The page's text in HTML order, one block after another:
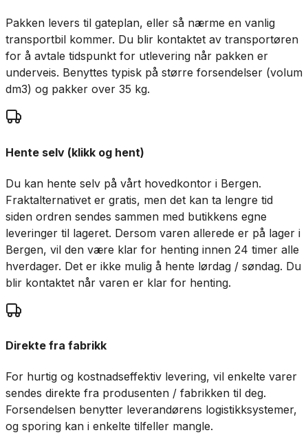
Pakken levers til gateplan, eller så nærme en vanlig
transportbil kommer. Du blir kontaktet av transportøren
for å avtale tidspunkt for utlevering når pakken er
underveis. Benyttes typisk på større forsendelser (volum
dm3) og pakker over 35 kg.
Hente selv (klikk og hent)
Du kan hente selv på vårt hovedkontor i Bergen.
Fraktalternativet er gratis, men det kan ta lengre tid
siden ordren sendes sammen med butikkens egne
leveringer til lageret. Dersom varen allerede er på lager i
Bergen, vil den være klar for henting innen 24 timer alle
hverdager. Det er ikke mulig å hente lørdag / søndag. Du
blir kontaktet når varen er klar for henting.
Direkte fra fabrikk
For hurtig og kostnadseffektiv levering, vil enkelte varer
sendes direkte fra produsenten / fabrikken til deg.
Forsendelsen benytter leverandørens logistikksystemer,
og sporing kan i enkelte tilfeller mangle.